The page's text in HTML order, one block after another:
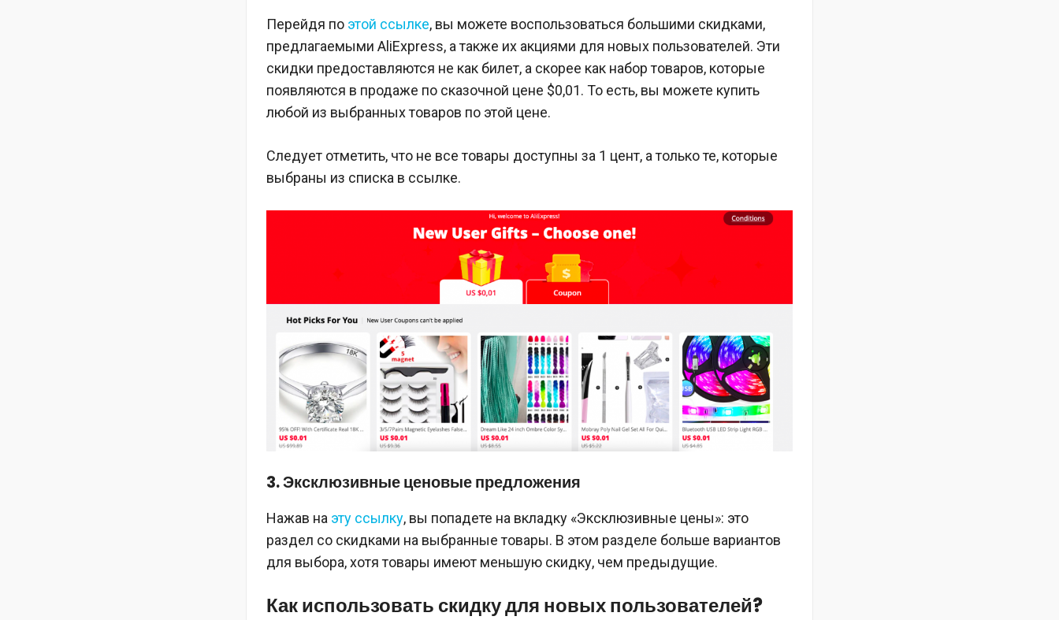
Перейдя по этой ссылке, вы можете воспользоваться большими скидками,
предлагаемыми AliExpress, а также их акциями для новых пользователей. Эти
скидки предоставляются не как билет, а скорее как набор товаров, которые
появляются в продаже по сказочной цене $0,01. То есть, вы можете купить
любой из выбранных товаров по этой цене.
Следует отметить, что не все товары доступны за 1 цент, а только те, которые
выбраны из списка в ссылке.
3. Эксклюзивные ценовые предложения
Нажав на эту ссылку, вы попадете на вкладку «Эксклюзивные цены»: это
раздел со скидками на выбранные товары. В этом разделе больше вариантов
для выбора, хотя товары имеют меньшую скидку, чем предыдущие.
Как использовать скидку для новых пользователей?